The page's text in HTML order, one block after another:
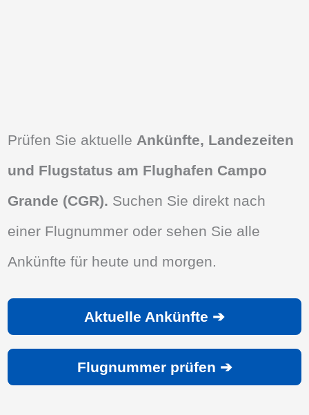
Prüfen Sie aktuelle Ankünfte, Landezeiten
und Flugstatus am Flughafen Campo
Grande (CGR). Suchen Sie direkt nach
einer Flugnummer oder sehen Sie alle
Ankünfte für heute und morgen.
Aktuelle Ankünfte ➔
Flugnummer prüfen ➔